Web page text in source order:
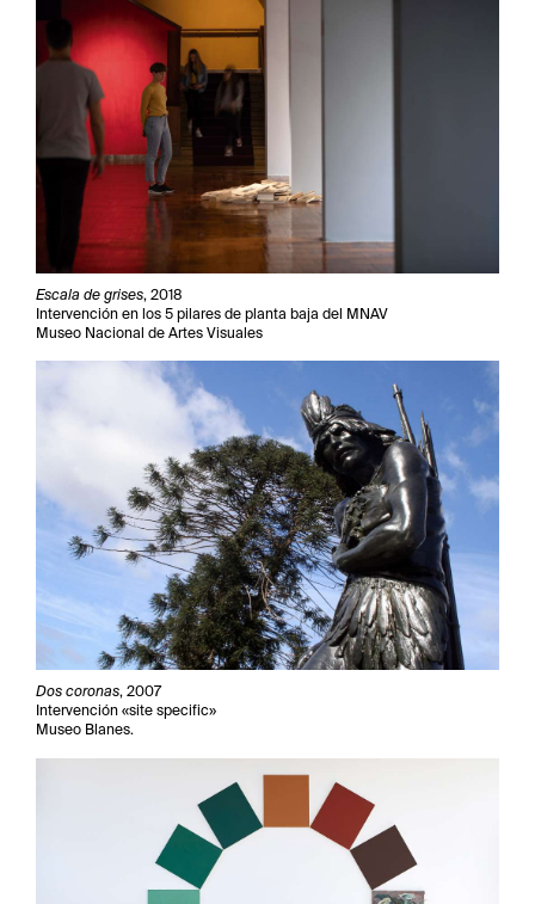
Escala de grises, 2018
Intervención en los 5 pilares de planta baja del MNAV
Museo Nacional de Artes Visuales
Dos coronas, 2007
Intervención «site specific»
Museo Blanes.